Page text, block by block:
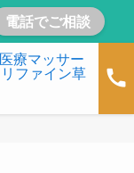
電話でご相談